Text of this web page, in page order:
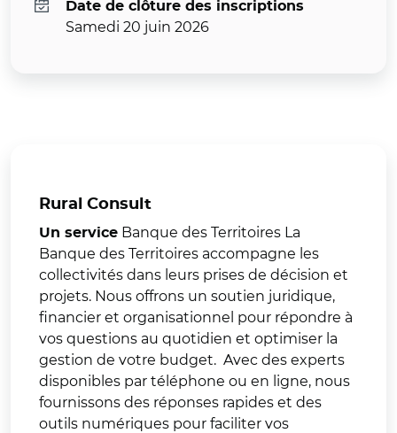
Date de clôture des inscriptions
Samedi 20 juin 2026
Rural Consult
Un service Banque des Territoires La
Banque des Territoires accompagne les
collectivités dans leurs prises de décision et
projets. Nous offrons un soutien juridique,
financier et organisationnel pour répondre à
vos questions au quotidien et optimiser la
gestion de votre budget. Avec des experts
disponibles par téléphone ou en ligne, nous
fournissons des réponses rapides et des
outils numériques pour faciliter vos